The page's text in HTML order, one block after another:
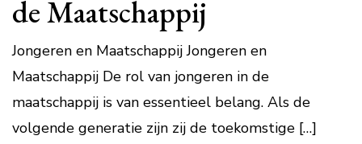
de Maatschappij
Jongeren en Maatschappij Jongeren en
Maatschappij De rol van jongeren in de
maatschappij is van essentieel belang. Als de
volgende generatie zijn zij de toekomstige […]